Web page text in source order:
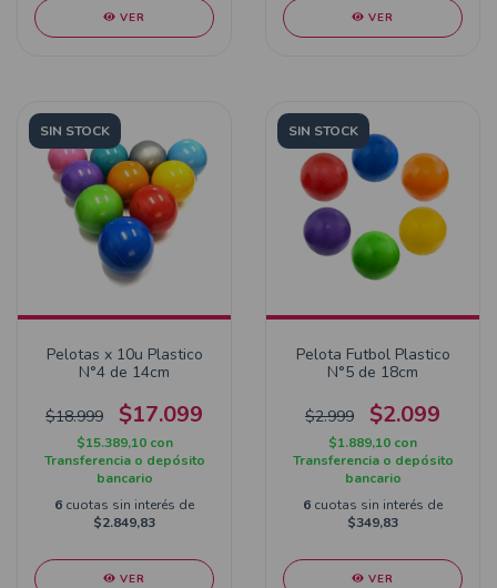
VER VER
SIN STOCK
Pelotas x 10u Plastico
N°4 de 14cm
$18.999 $17.099
$15.389,10 con
Transferencia o depósito
bancario
6 cuotas sin interés de
$2.849,83
VER
SIN STOCK
Pelota Futbol Plastico
N°5 de 18cm
$2.999 $2.099
$1.889,10 con
Transferencia o depósito
bancario
6 cuotas sin interés de
$349,83
VER